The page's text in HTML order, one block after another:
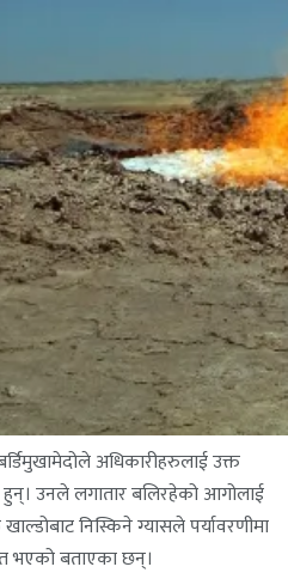
अधिकारीहरुलाई उक्त
हुन्। उनले लगातार बलिरहेको आगोलाई
निस्किने ग्यासले पर्यावरणीमा
भएको बताएका छन्।